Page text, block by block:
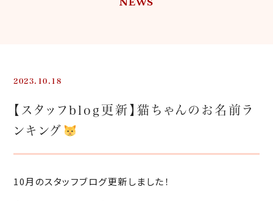
2023.10.18
【スタッフblog更新】猫ちゃんのお名前ラ
ンキング
10月のスタッフブログ更新しました！